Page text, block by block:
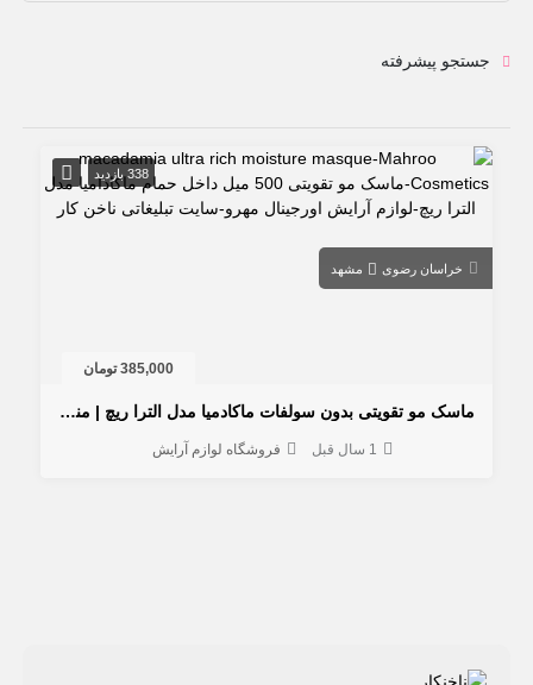
جستجو پیشرفته
338 بازدید
خراسان رضوی مشهد
385,000 تومان
ماسک مو تقویتی بدون سولفات ماکادمیا مدل الترا ریچ | مناسب موهای آسیب دیده و فر
1 سال قبل فروشگاه لوازم آرایش